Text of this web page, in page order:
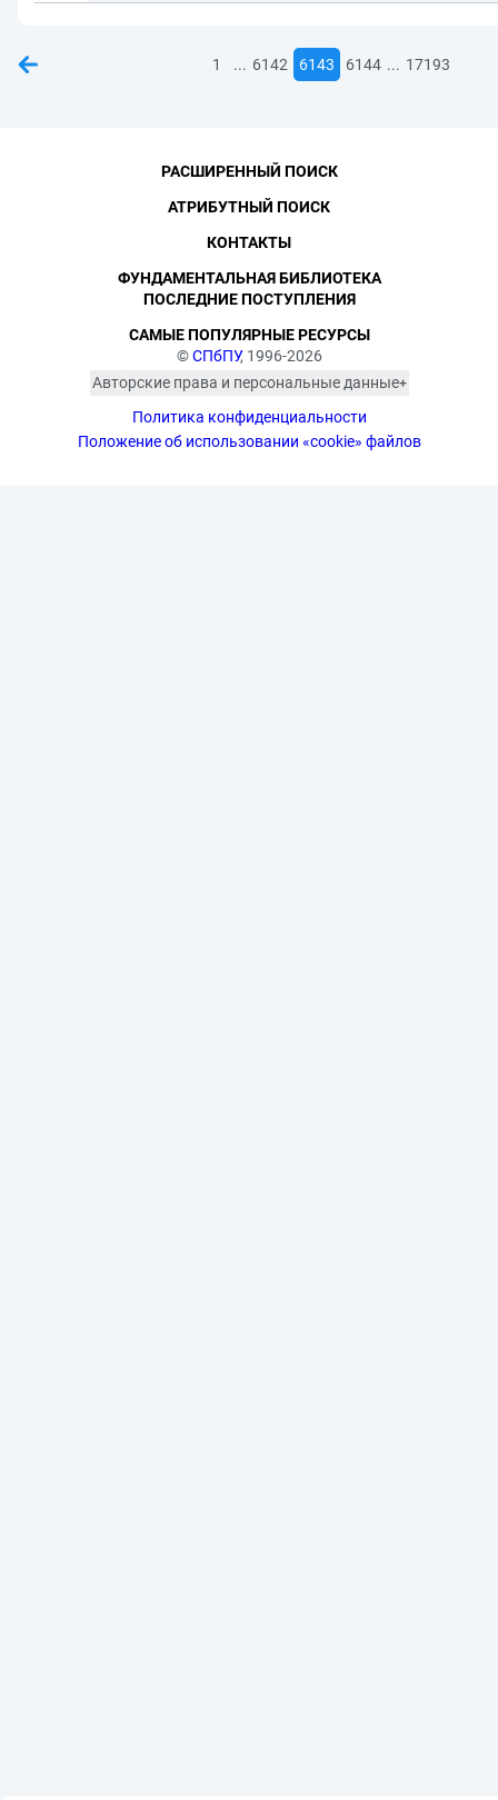
1 ... 6142 6143 6144 ... 17193
©СПбПУ, 1996-2026
Авторские права и персональные данные
изображённых лиц в соответствии
с требованиями законодательства
Политика конфиденциальности
Положение об использовании «cookie» файлов
РАСШИРЕННЫЙ ПОИСК
АТРИБУТНЫЙ ПОИСК
КОНТАКТЫ
ФУНДАМЕНТАЛЬНАЯ БИБЛИОТЕКА
ПОСЛЕДНИЕ ПОСТУПЛЕНИЯ
САМЫЕ ПОПУЛЯРНЫЕ РЕСУРСЫ